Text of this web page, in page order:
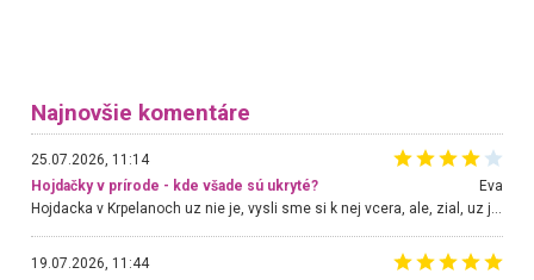
Najnovšie komentáre
25.07.2026, 11:14
Hojdačky v prírode - kde všade sú ukryté?
Eva
Hojdacka v Krpelanoch uz nie je, vysli sme si k nej vcera, ale, zial, uz je znicena. Ak sem planujete cestu len kvoli hojdacke, mozete si ju usetrit. Krasny vyhlad je tu vsak aj bez hojdacky :-)
19.07.2026, 11:44